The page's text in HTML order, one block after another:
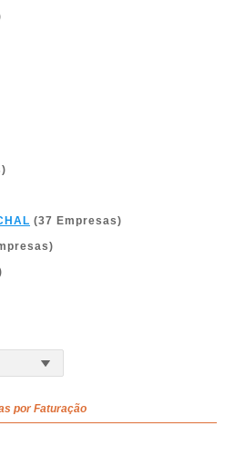
(37 Empresas)
por Faturação